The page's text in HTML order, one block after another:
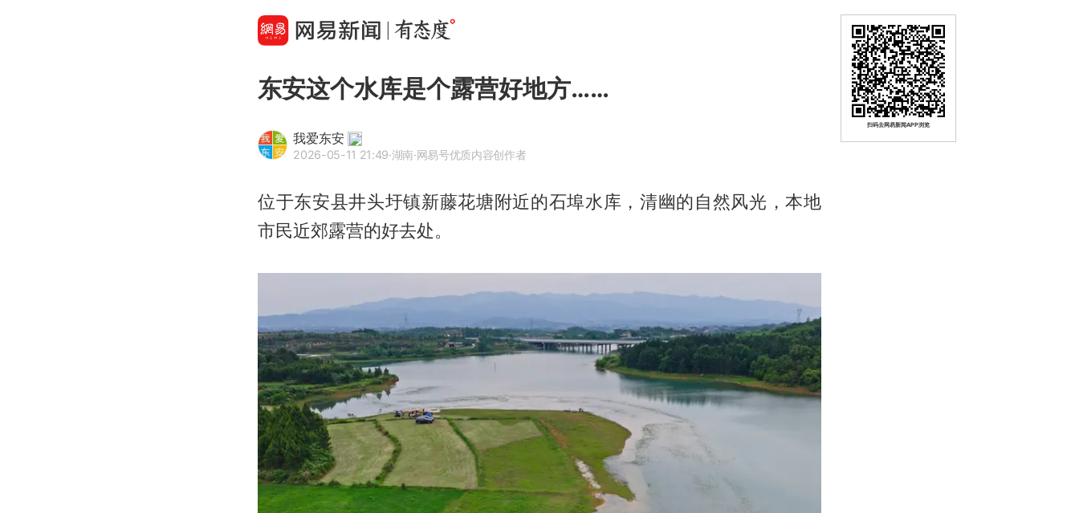
东安这个水库是个露营好地方……
我爱东安
2026-05-11 21:49·湖南·网易号优质内容创作者
位于东安县井头圩镇新藤花塘附近的石埠水库，清幽的自然风光，本地
市民近郊露营的好去处。
扫码去网易新闻APP浏览